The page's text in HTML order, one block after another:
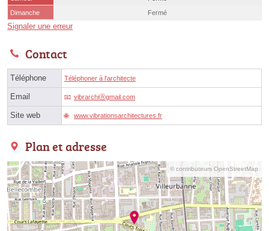
Dimanche
Fermé
Signaler une erreur
Contact
Téléphone Téléphoner à l'architecte
Email vibrarchiⓐgmail.com
Site web www.vibrationsarchitectures.fr
Plan et adresse
© contributeurs OpenStreetMap